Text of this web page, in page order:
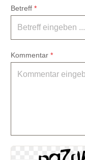
Betreff *
Kommentar *